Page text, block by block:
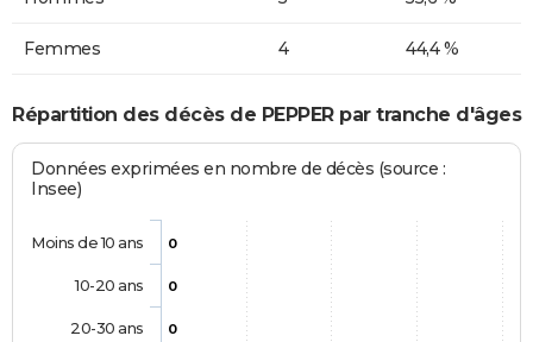
Femmes 4 44,4 %
Répartition des décès de PEPPER par tranche d'âges
Données exprimées en nombre de décès (source :
Insee)
0
0
0
Moins de 10 ans
10-20 ans
20-30 ans